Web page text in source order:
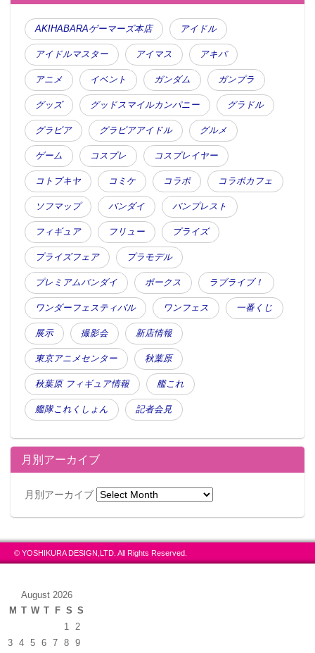
AKIHABARAゲーマーズ本店 アイドル
アイドルマスター アイマス アキバ
アニメ イベント ガンダム ガンプラ
グッズ グッドスマイルカンパニー グラドル
グラビア グラビアアイドル グルメ
ゲーム コスプレ コスプレイヤー
コトブキヤ コミケ コラボ コラボカフェ
ソフマップ バンダイ バンプレスト
フィギュア フリュー プライズ
プライズフェア プラモデル
プレミアムバンダイ ボークス ラブライブ！
ワンダーフェスティバル ワンフェス 一番くじ
展示 撮影会 新店情報
東京アニメセンター 秋葉原
秋葉原 フィギュア情報 艦これ
艦隊これくしょん 記者会見
月別アーカイブ
月別アーカイブ
© YOSHIKURA DESIGN,LTD. All Rights Reserved.
August 2026
M T W T F S S
1
2
3
4 5 6 7 8
9